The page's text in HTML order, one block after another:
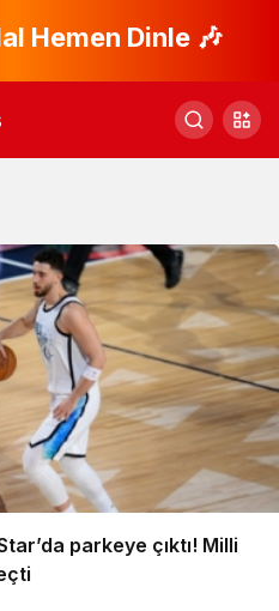
Hemen Dinle 🎶
parkeye çıktı! Milli